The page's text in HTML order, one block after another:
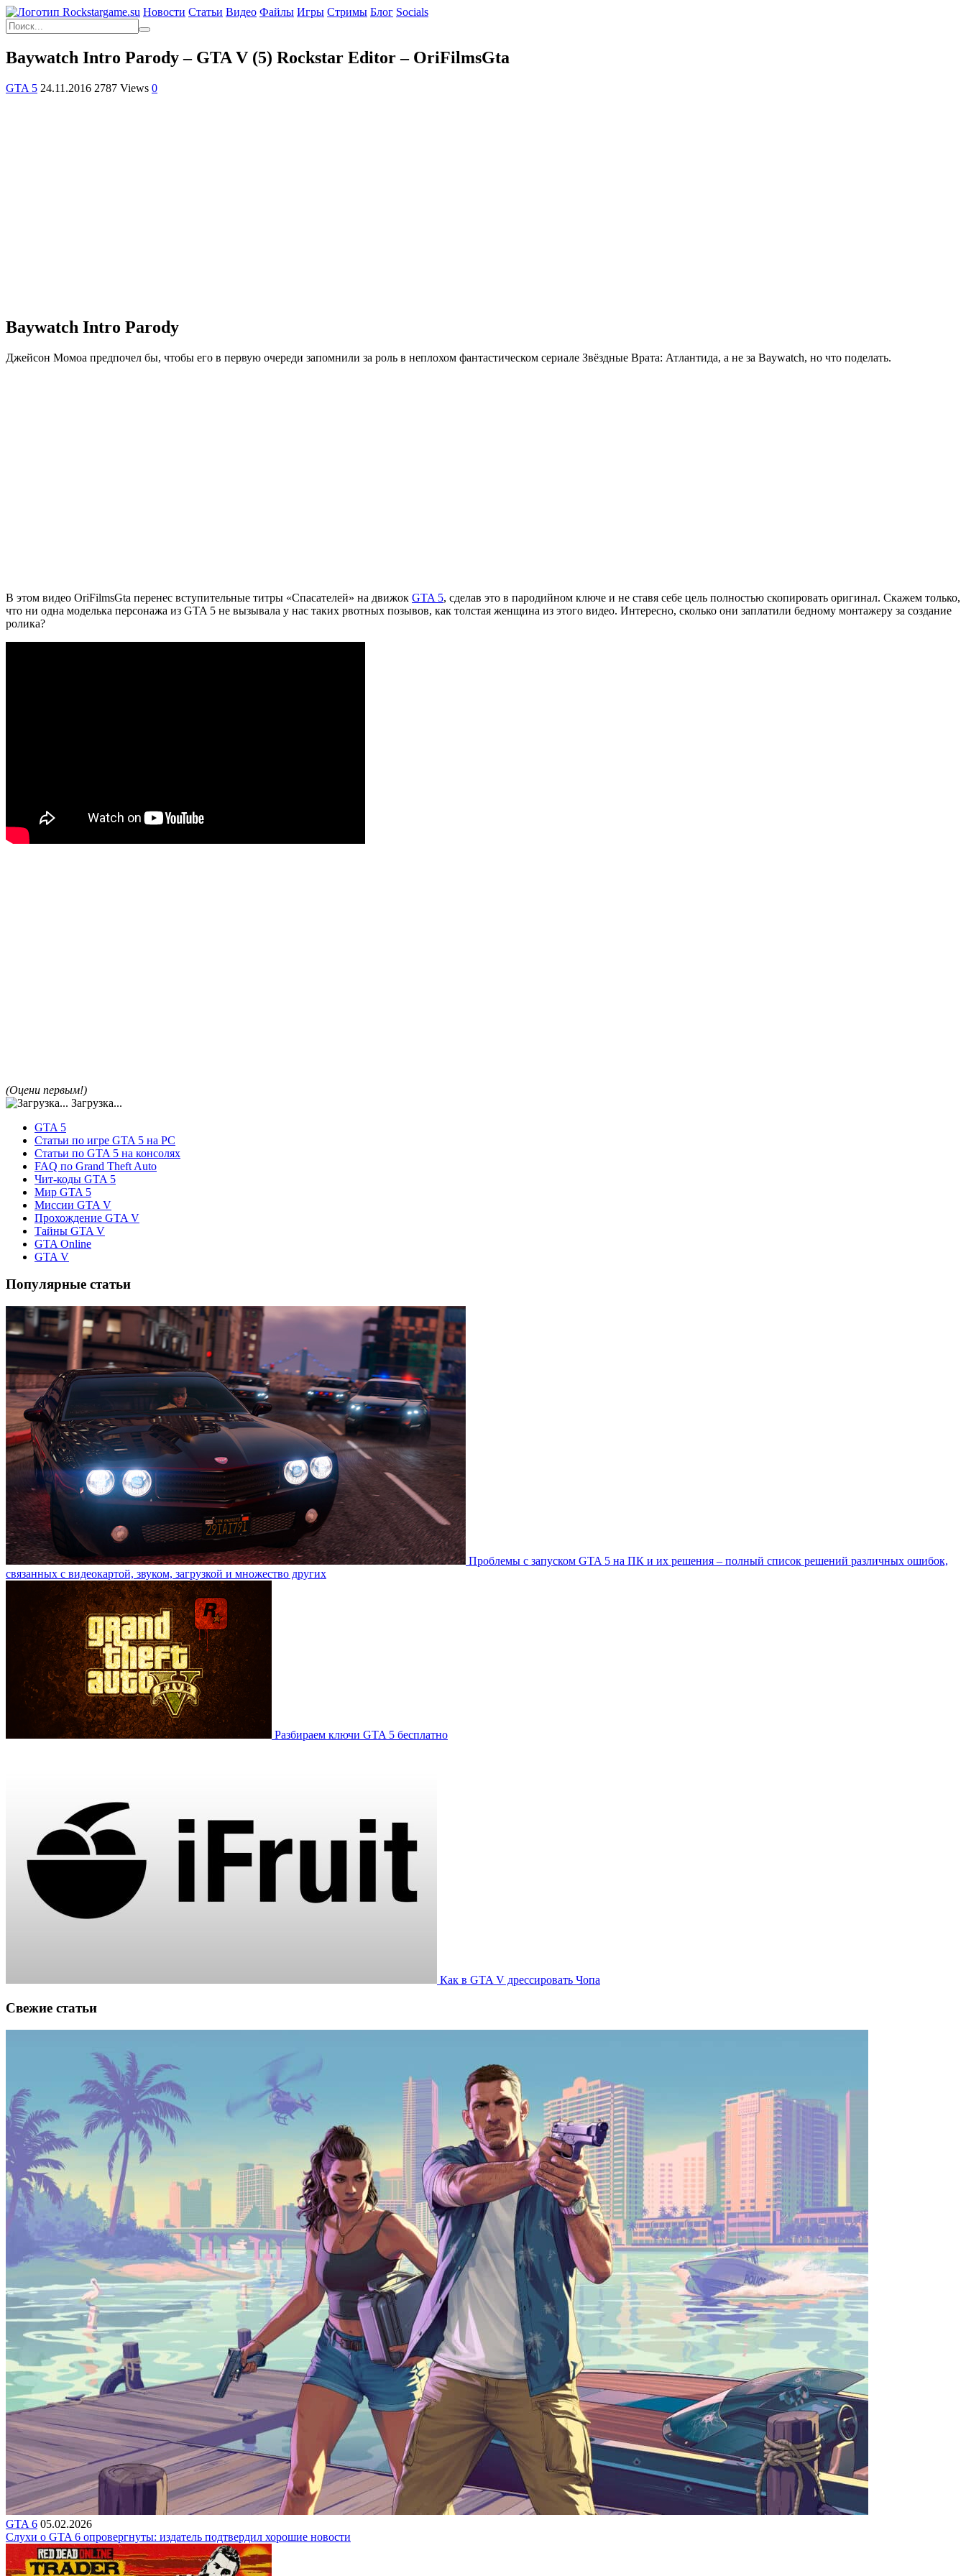
Новости Статьи Видео Файлы Игры Cтримы Блог Socials
Baywatch Intro Parody – GTA V (5) Rockstar Editor – OriFilmsGta
GTA 5 24.11.2016 2787 Views 0
Baywatch Intro Parody
Джейсон Момоа предпочел бы, чтобы его в первую очереди запомнили за роль в неплохом фантастическом сериале Звёздные Врата: Атлантида, а не за Baywatch, но что поделать.
В этом видео OriFilmsGta перенес вступительные титры «Спасателей» на движок GTA 5, сделав это в пародийном ключе и не ставя себе цель полностью скопировать оригинал. Скажем только,
что ни одна моделька персонажа из GTA 5 не вызывала у нас таких рвотных позывов, как толстая женщина из этого видео. Интересно, сколько они заплатили бедному монтажеру за создание
ролика?
(Оцени первым!)
Загрузка...
GTA 5
Статьи по игре GTA 5 на PC
Статьи по GTA 5 на консолях
FAQ по Grand Theft Auto
Чит-коды GTA 5
Мир GTA 5
Миссии GTA V
Прохождение GTA V
Тайны GTA V
GTA Online
GTA V
Популярные статьи
Проблемы с запуском GTA 5 на ПК и их решения – полный список решений различных ошибок,
связанных с видеокартой, звуком, загрузкой и множество других
Разбираем ключи GTA 5 бесплатно
Как в GTA V дрессировать Чопа
Свежие статьи
GTA 6 05.02.2026
Слухи о GTA 6 опровергнуты: издатель подтвердил хорошие новости